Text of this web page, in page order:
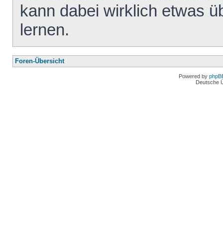
kann dabei wirklich etwas
lernen.
Foren-Übersicht
Powered by
Deutsche